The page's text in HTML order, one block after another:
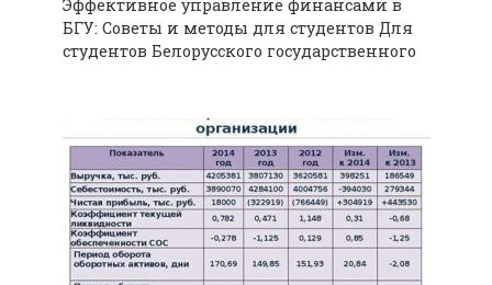
Эффективное управление финансами в
БГУ: Советы и методы для студентов Для
студентов Белорусского государственного